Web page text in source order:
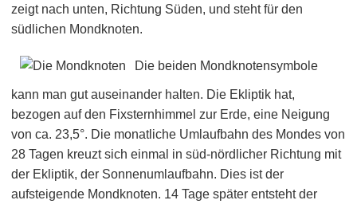
zeigt nach unten, Richtung Süden, und steht für den
südlichen Mondknoten.
Die beiden Mondknotensymbole
kann man gut auseinander halten. Die Ekliptik hat,
bezogen auf den Fixsternhimmel zur Erde, eine Neigung
von ca. 23,5°. Die monatliche Umlaufbahn des Mondes von
28 Tagen kreuzt sich einmal in süd-nördlicher Richtung mit
der Ekliptik, der Sonnenumlaufbahn. Dies ist der
aufsteigende Mondknoten. 14 Tage später entsteht der